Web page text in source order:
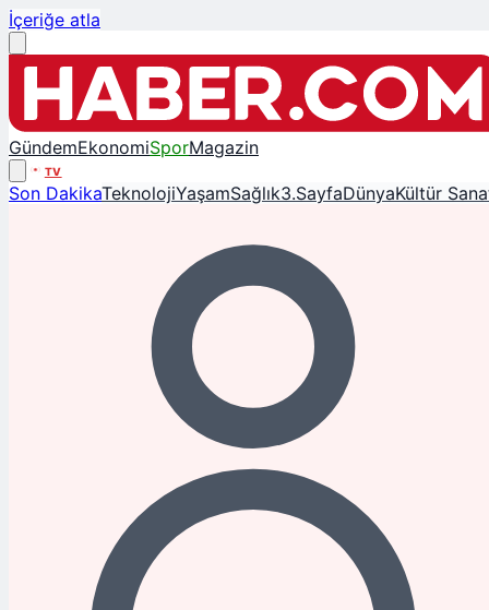
İçeriğe atla
GündemEkonomiSporMagazin
TV
Son DakikaTeknolojiYaşamSağlık3.SayfaDünyaKültür